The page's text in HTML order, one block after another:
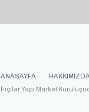
ANASAYFA
Fıçılar Yapı Market